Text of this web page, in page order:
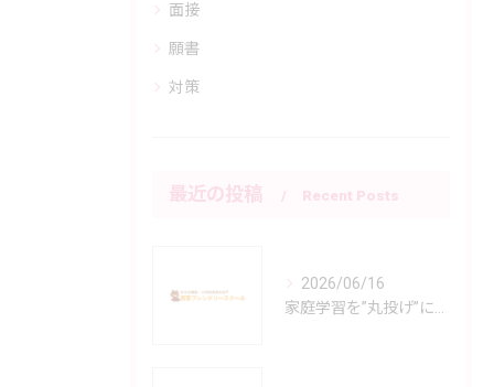
面接
願書
対策
最近の投稿 Recent Posts
2026/06/16